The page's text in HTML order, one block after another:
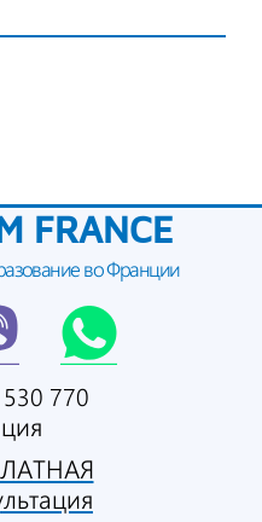
FRANCE
во Франции
770